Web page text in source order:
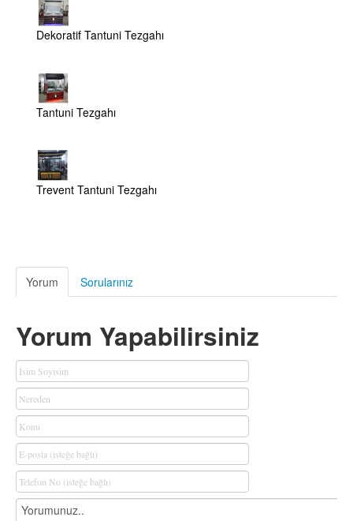
Dekoratif Tantuni Tezgahı
Tantuni Tezgahı
Trevent Tantuni Tezgahı
Yorum Sorularınız
Yorum Yapabilirsiniz